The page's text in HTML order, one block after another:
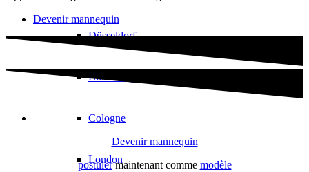
Düsseldorf
Hambourg
Cologne
London
Devenir mannequin
Devenir mannequin
postulermaintenant comme modèle